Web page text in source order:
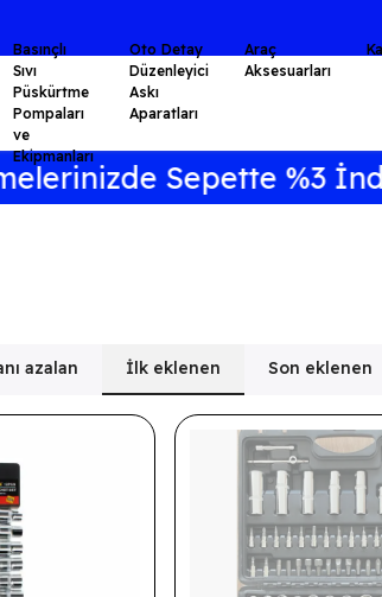
Basınçlı
Sıvı
Püskürtme
Pompaları
ve
Ekipmanları
Oto Detay
Düzenleyici
Askı
Aparatları
Araç
Aksesuarları
Sepette %3
azalan İlk eklenen Son eklenen